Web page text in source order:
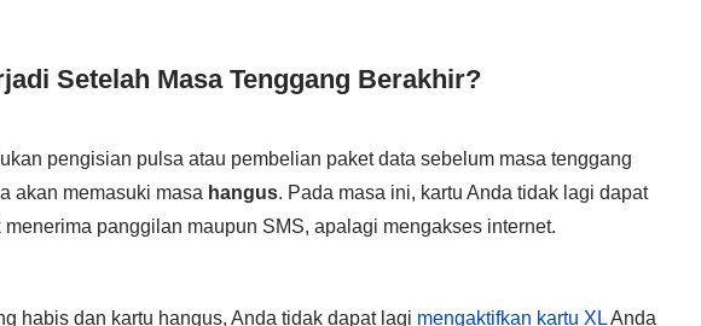
Setelah Masa Tenggang Berakhir?
pengisian pulsa atau pembelian paket data sebelum masa tenggang
akan memasuki masa hangus. Pada masa ini, kartu Anda tidak lagi dapat
panggilan maupun SMS, apalagi mengakses internet.
habis dan kartu hangus, Anda tidak dapat lagi mengaktifkan kartu XLAnda